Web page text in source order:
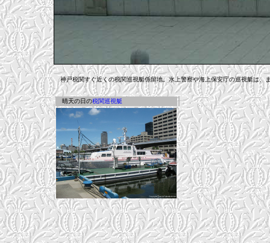
神戸税関すぐ近くの税関巡視艇係留地。水上警察や海上保安庁の巡視艇は、
晴天の日の税関巡視艇